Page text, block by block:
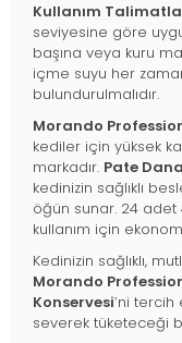
Kullanım
seviyesine göre
başına veya kuru
içme suyu her
bulundurulmalıdır.
Morando
kediler için yüksek
markadır. Pate
kedinizin sağlıklı
öğün sunar. 24 adet
kullanım için
Kedinizin sağlıklı,
Morando
Konservesi’ni tercih
severek tüketeceği